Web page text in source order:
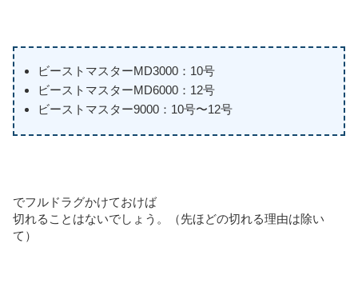
ビーストマスターMD3000：10号
ビーストマスターMD6000：12号
ビーストマスター9000：10号〜12号
でフルドラグかけておけば
切れることはないでしょう。（先ほどの切れる理由は除い
て）